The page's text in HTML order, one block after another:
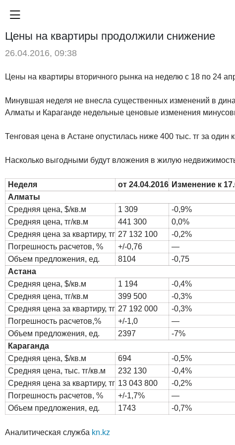
Цены на квартиры продолжили снижение
26.04.2016, 09:38
Цены на квартиры вторичного рынка на неделю с 18 по 24
Минувшая неделя не внесла существенных изменений в
Алматы и Караганде недельные ценовые изменения
Тенговая цена в Астане опустилась ниже 400 тыс. тг за один
Насколько выгодными будут вложения в жилую
Неделя от 24.04.2016 Изменение к
Алматы
Средняя цена, $/кв.м
1 309
-0,9%
Средняя цена, тг/кв.м
441 300
0,0%
Средняя цена за квартиру, тг 27 132 100
-0,2%
Погрешность расчетов, %
+/-0,76
—
Объем предложения, ед.
8104
-0,75
Астана
Средняя цена, $/кв.м
1 194
-0,4%
Средняя цена, тг/кв.м
399 500
-0,3%
Средняя цена за квартиру, тг 27 192 000
-0,3%
Погрешность расчетов,%
+/-1,0
—
Объем предложения, ед.
2397
-7%
Караганда
Средняя цена, $/кв.м
694
-0,5%
Средняя цена, тыс. тг/кв.м
232 130
-0,4%
Средняя цена за квартиру, тг 13 043 800
-0,2%
Погрешность расчетов, %
+/-1,7%
—
Объем предложения, ед.
1743 -0,7%
Аналитическая служба kn.kz